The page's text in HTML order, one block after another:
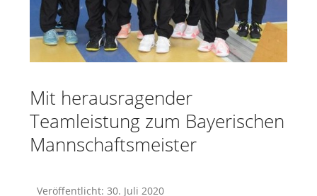
Mit herausragender
Teamleistung zum Bayerischen
Mannschaftsmeister
Veröffentlicht: 30. Juli 2020